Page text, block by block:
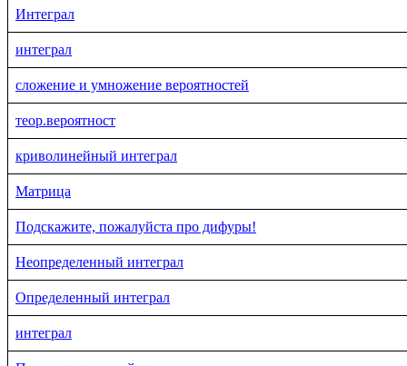
Интеграл
интеграл
сложение и умножение вероятностей
теор.вероятност
криволинейный интеграл
Матрица
Подскажите, пожалуйста про дифуры!
Неопределенный интеграл
Определенный интеграл
интеграл